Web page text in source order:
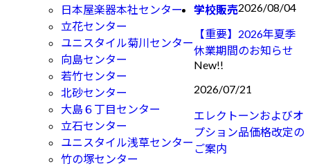
日本屋楽器本社センター
立花センター
ユニスタイル菊川センター
向島センター
若竹センター
北砂センター
大島６丁目センター
立石センター
ユニスタイル浅草センター
竹の塚センター
学校販売2026/08/04
【重要】2026年夏季
休業期間のお知らせ
New!!
2026/07/21
エレクトーンおよびオ
プション品価格改定の
ご案内